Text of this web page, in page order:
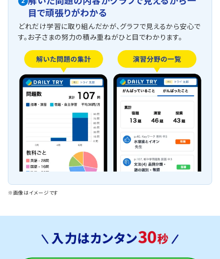
目で頑張りがわかる
どれだけ学習に取り組んだかが、グラフで見えるから安心で
す。お子さまの努力の積み重ねがひと目でわかります。
※画像はイメージです